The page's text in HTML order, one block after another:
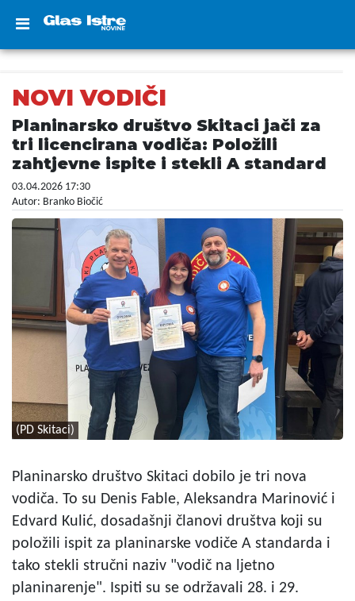
NOVI VODIČI
Planinarsko društvo Skitaci jači za
tri licencirana vodiča: Položili
zahtjevne ispite i stekli A standard
03.04.2026 17:30
Autor: Branko Biočić
(PD Skitaci)
Planinarsko društvo Skitaci dobilo je tri nova
vodiča. To su Denis Fable, Aleksandra Marinović i
Edvard Kulić, dosadašnji članovi društva koji su
položili ispit za planinarske vodiče A standarda i
tako stekli stručni naziv "vodič na ljetno
planinarenje". Ispiti su se održavali 28. i 29.